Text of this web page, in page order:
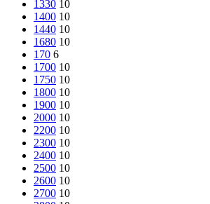
1330 10
1400 10
1440 10
1680 10
170 6
1700 10
1750 10
1800 10
1900 10
2000 10
2200 10
2300 10
2400 10
2500 10
2600 10
2700 10